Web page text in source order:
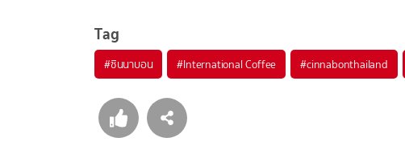
Tag
#ซินนาบอน #International Coffee #cinnabonthailand